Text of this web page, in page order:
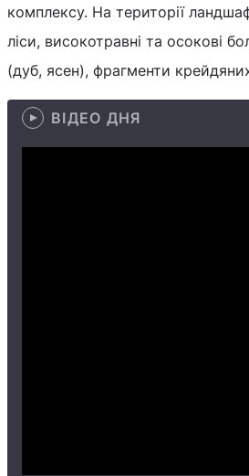
комплексу. На території
ліси, високотравні та осокові
(дуб, ясен), фрагменти
ВІДЕО ДНЯ